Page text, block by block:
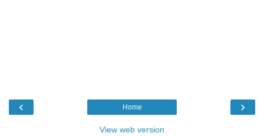
‹ ›
Home
View web version